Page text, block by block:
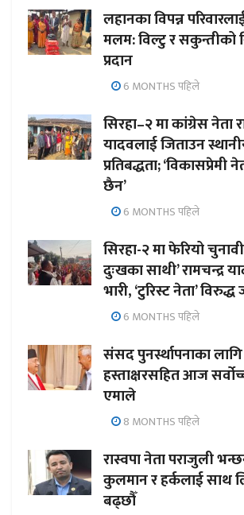
लहानका विपन्न
मलम: विल्टु र सकुन्तीको
प्रदान
6 MONTHS पहिले
सिरहा–२ मा कांग्रेस नेता
यादवलाई जिताउन
प्रतिबद्धता; ‘विकासप्रेमी
छैन’
6 MONTHS पहिले
सिरहा-२ मा फेरियो
दुःखका साथी’ रामचन्द्र
भारी, ‘टुरिस्ट नेता’
6 MONTHS पहिले
संसद पुनर्स्थापनाका
हस्ताक्षरसहित आज
एमाले
8 MONTHS पहिले
रास्वपा नेता पराजुली
कुलमान र हर्कलाई साथ
बढ्छौँ